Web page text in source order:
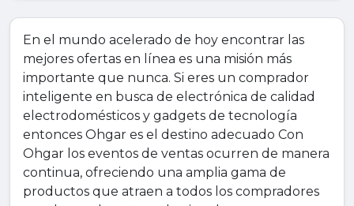
En el mundo acelerado de hoy encontrar las
mejores ofertas en línea es una misión más
importante que nunca. Si eres un comprador
inteligente en busca de electrónica de calidad
electrodomésticos y gadgets de tecnología
entonces Ohgar es el destino adecuado Con
Ohgar los eventos de ventas ocurren de manera
continua, ofreciendo una amplia gama de
productos que atraen a todos los compradores